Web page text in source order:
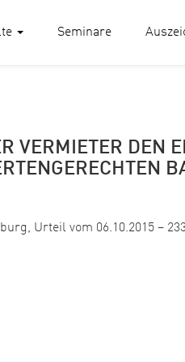
Seminare
VERMIETER DEN
Urteil vom 06.10.2015 –